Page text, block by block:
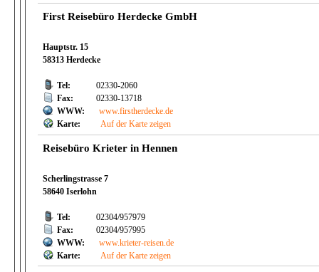
First Reisebüro Herdecke GmbH
Hauptstr. 15
58313 Herdecke
Tel:
02330-2060
Fax:
02330-13718
WWW:
www.firstherdecke.de
Karte:
Auf der Karte zeigen
Reisebüro Krieter in Hennen
Scherlingstrasse 7
58640 Iserlohn
Tel:
02304/957979
Fax:
02304/957995
WWW:
www.krieter-reisen.de
Karte:
Auf der Karte zeigen